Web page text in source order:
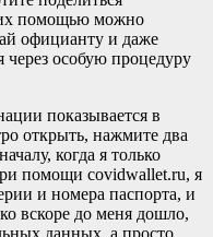
помощью можно
официанту и даже
через особую процедуру
показывается в
открыть, нажмите два
когда я только
помощи covidwallet.ru, я
и номера паспорта, и
вскоре до меня дошло,
данных, а просто